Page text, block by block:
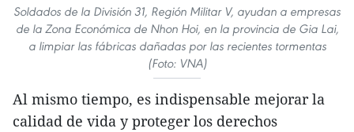
Soldados de la División 31, Región Militar V, ayudan a empresas
de la Zona Económica de Nhon Hoi, en la provincia de Gia Lai,
a limpiar las fábricas dañadas por las recientes tormentas
(Foto: VNA)
Al mismo tiempo, es indispensable mejorar la
calidad de vida y proteger los derechos